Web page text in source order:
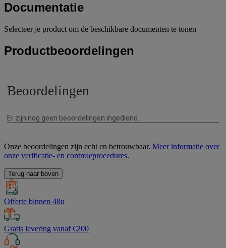
Documentatie
Selecteer je product om de beschikbare documenten te tonen
Productbeoordelingen
Onze beoordelingen zijn echt en betrouwbaar. Meer informatie over
onze verificatie- en controleprocedures.
Terug naar boven
Offerte binnen 48u
Gratis levering vanaf €200